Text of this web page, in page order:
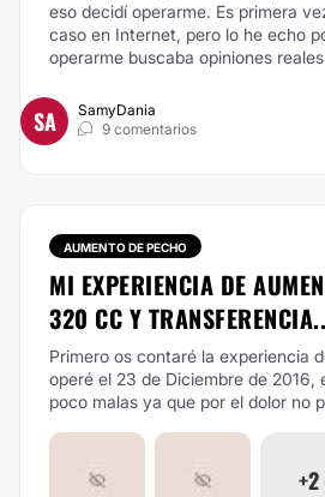
eso decidí operarme. Es primera
caso en Internet, pero lo he echo
operarme buscaba opiniones
SA
SamyDania
9 comentarios
AUMENTO DE PECHO
MI EXPERIENCIA DE
320 CC Y
Primero os contaré la experiencia
operé el 23 de Diciembre de 2016,
poco malas ya que por el dolor no
+2